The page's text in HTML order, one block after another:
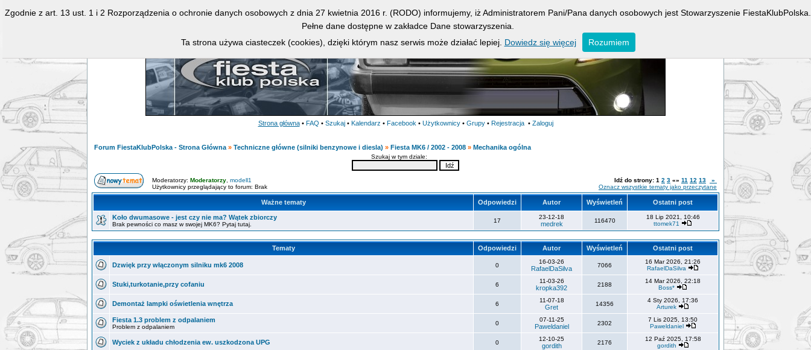
Strona główna • FAQ • Szukaj • Kalendarz • Facebook • Użytkownicy • Grupy • Rejestracja • Zaloguj
Forum FiestaKlubPolska - Strona Główna » Techniczne główne (silniki benzynowe i diesla) » Fiesta MK6 / 2002 - 2008 » Mechanika ogólna
Szukaj w tym dziale:
Moderatorzy: Moderatorzy modell1
Użytkownicy przeglądający to forum: Brak
Idź do strony: 1 2 3 «» 11 12 13
»
Oznacz wszystkie tematy jako przeczytane
Ważne tematy Odpowiedzi Autor Wyświetleń Ostatni post
Koło dwumasowe - jest czy nie ma? Wątek zbiorczy
Brak pewności co masz w swojej MK6? Pytaj tutaj.
17
23-12-18
medrek 116470
18 Lip 2021, 10:46
ttomek71
Tematy Odpowiedzi Autor Wyświetleń Ostatni post
Dzwięk przy włączonym silniku mk6 2008 0
16-03-26
RafaelDaSilva 7066
16 Mar 2026, 21:26
RafaelDaSilva
Stuki,turkotanie,przy cofaniu 6
11-03-26
kropka392 2188
14 Mar 2026, 22:18
Boss*
Demontaż lampki oświetlenia wnętrza 6
11-07-18
Gret 14356
4 Sty 2026, 17:36
Arturek
Fiesta 1.3 problem z odpalaniem
Problem z odpalaniem
0
07-11-25
Paweldaniel 2302
7 Lis 2025, 13:50
Paweldaniel
Wyciek z układu chłodzenia ew. uszkodzona UPG 0
12-10-25
gordith 2176
12 Paź 2025, 17:58
gordith
Zgodnie z art. 13 ust. 1 i 2 Rozporządzenia o ochronie danych osobowych z dnia 27 kwietnia 2016 r. (RODO) informujemy, iż Administratorem Pani/Pana danych osobowych jest Stowarzyszenie FiestaKlubPolska.
Pełne dane dostępne w zakładce Dane stowarzyszenia.
Ta strona używa ciasteczek (cookies), dzięki którym nasz serwis może działać lepiej. Dowiedz się więcej Rozumiem